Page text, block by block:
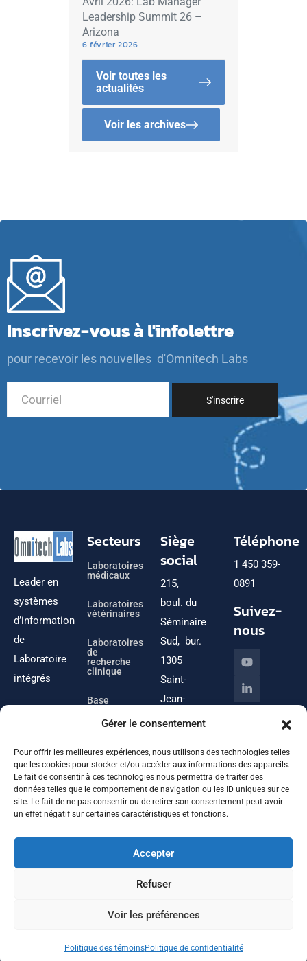
Gérer le consentement
Pour offrir les meilleures expériences, nous utilisons des technologies telles
que les cookies pour stocker et/ou accéder aux informations des appareils.
Le fait de consentir à ces technologies nous permettra de traiter des
données telles que le comportement de navigation ou les ID uniques sur ce
site. Le fait de ne pas consentir ou de retirer son consentement peut avoir
un effet négatif sur certaines caractéristiques et fonctions.
Accepter
Refuser
Voir les préférences
Politique des témoinsPolitique de confidentialité
Leadership Summit 26 –
Arizona
6 février 2026
Voir toutes les
actualités
Voir les archives
Inscrivez-vous à l'infolettre
pour recevoir les nouvelles d'Omnitech Labs
Leader en
systèmes
d’information
de
Laboratoire
intégrés
Secteurs
Laboratoires
médicaux
Laboratoires
vétérinaires
Laboratoires
de
recherche
clinique
Base
Siège
social
215,
boul. du
Séminaire
Sud, bur.
1305
Saint-
Jean-
sur-
Canada J3B
8W1
Courriel
info@omnitechlabs.net
Téléphone
1 450 359-
0891
Suivez-
nous
Agence Concepts K